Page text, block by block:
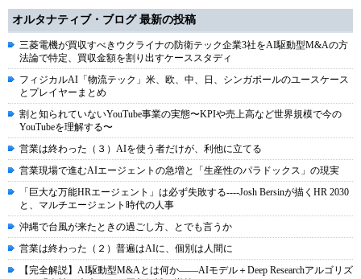
オルタナティブ・ブログ 最新の投稿
三菱電機が買収すべきウクライナの防衛テック企業3社をAI駆動型M&Aの方
法論で特定、買収金額を割り出すケーススタディ
フィジカルAI「物流テック」米、欧、中、日、シンガポールのユースケース
とプレイヤーまとめ
割と知られていないYouTube事業の実態〜KPIや売上高など世界規模で今の
YouTubeを理解する〜
営業は終わった（３）AIを使う者だけが、利他に立てる
営業現場で進むAIエージェントの急増と「生産性のパラドックス」の現実
「巨大な万能HRエージェント」は必ず失敗する----Josh Bersinが描くHR 2030
と、マルチエージェント時代の人事
沖縄で台風が来たときの過ごし方、とでも言うか
営業は終わった（２）普遍はAIに、個別は人間に
【完全解説】AI駆動型M&Aとは何か――AIモデル＋Deep Researchアルゴリズ